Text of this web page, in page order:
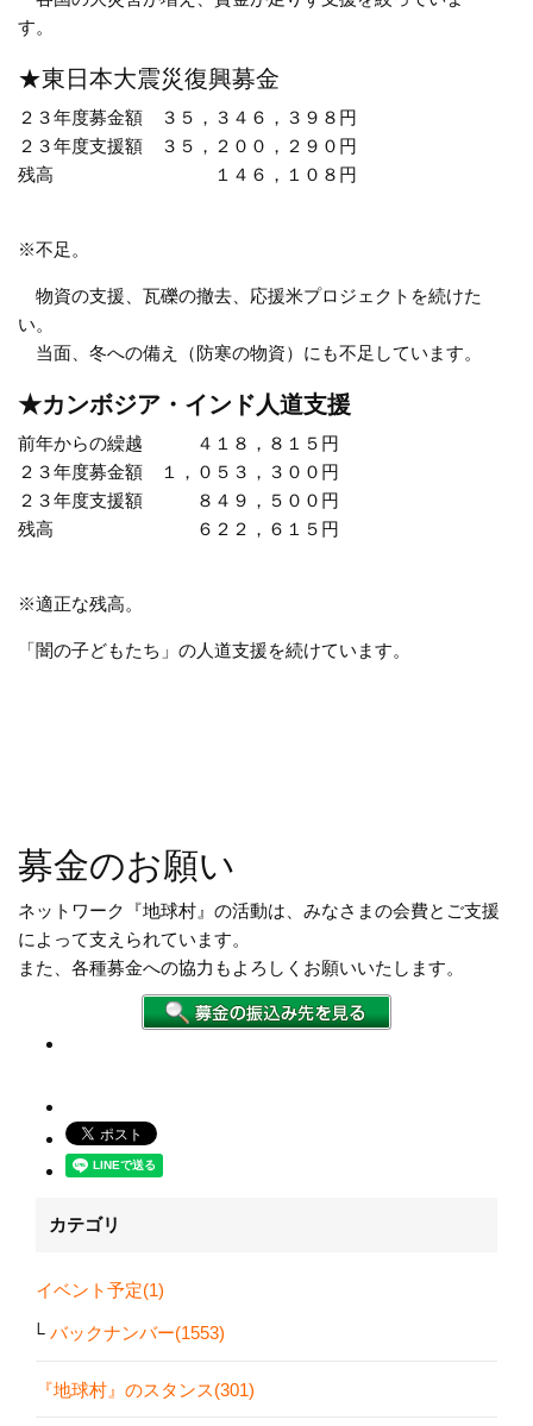
す。
★東日本大震災復興募金
２３年度募金額 ３５，３４６，３９８円
２３年度支援額 ３５，２００，２９０円
残高
１４６，１０８円
※不足。
物資の支援、瓦礫の撤去、応援米プロジェクトを続けた
い。
当面、冬への備え（防寒の物資）にも不足しています。
★カンボジア・インド人道支援
前年からの繰越 ４１８，８１５円
２３年度募金額 １，０５３，３００円
２３年度支援額 ８４９，５００円
残高
６２２，６１５円
※適正な残高。
「闇の子どもたち」の人道支援を続けています。
募金のお願い
ネットワーク『地球村』の活動は、みなさまの会費とご支援
によって支えられています。
また、各種募金への協力もよろしくお願いいたします。
カテゴリ
イベント予定(1)
バックナンバー(1553)
『地球村』のスタンス(301)